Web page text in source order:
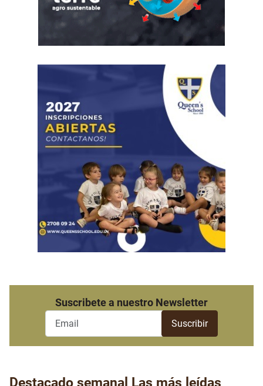
Suscribete a nuestro Newsletter
Destacado semanal Las más leídas